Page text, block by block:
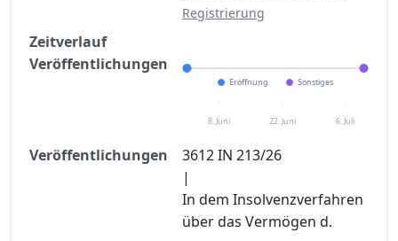
Registrierung
Zeitverlauf
Veröffentlichungen
Eröffnung Sonstiges
8. Juni 22. Juni 6. Juli
Veröffentlichungen
3612 IN 213/26
|
In dem Insolvenzverfahren
über das Vermögen d.